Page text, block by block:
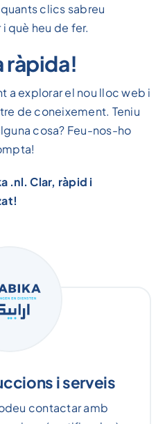
clics sabreu
què heu de fer.
ràpida!
a explorar el nou lloc web i
de coneixement. Teniu
cosa? Feu-nos-ho
.nl. Clar, ràpid i
i serveis
contactar amb